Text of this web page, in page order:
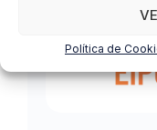
Política de